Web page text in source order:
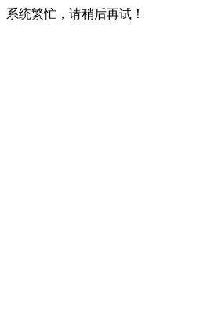
系统繁忙，请稍后再试！